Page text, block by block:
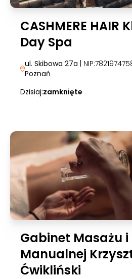
CASHMERE HAIR
Day Spa
ul. Skibowa 27a |
Poznań
Dzisiaj:zamknięte
Gabinet Masażu i
Manualnej
Ćwikliński